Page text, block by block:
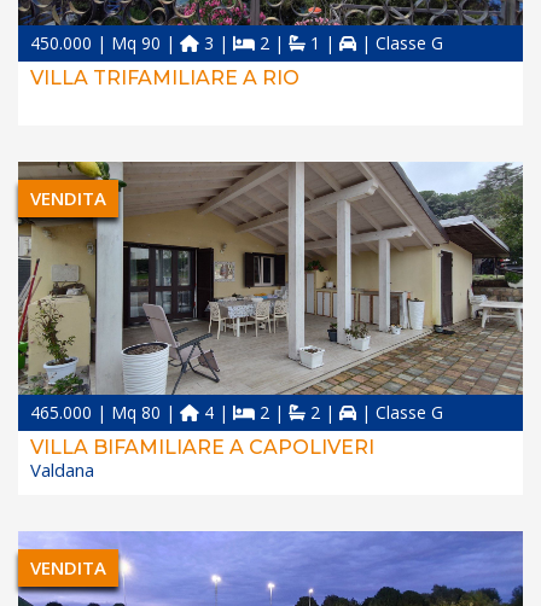
450.000 | Mq 90 | 3 | 2 | 1 |
| Classe G
VILLA TRIFAMILIARE A RIO
VENDITA
465.000 | Mq 80 | 4 | 2 | 2 |
| Classe G
VILLA BIFAMILIARE A CAPOLIVERI
Valdana
VENDITA